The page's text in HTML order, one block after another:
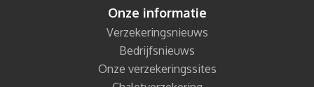
Onze informatie
Verzekeringsnieuws
Bedrijfsnieuws
Onze verzekeringssites